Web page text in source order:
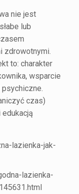
nie jest
lub
zdrowotnymi.
to: charakter
wsparcie
czas)
lazienka-jak-
lazienka-